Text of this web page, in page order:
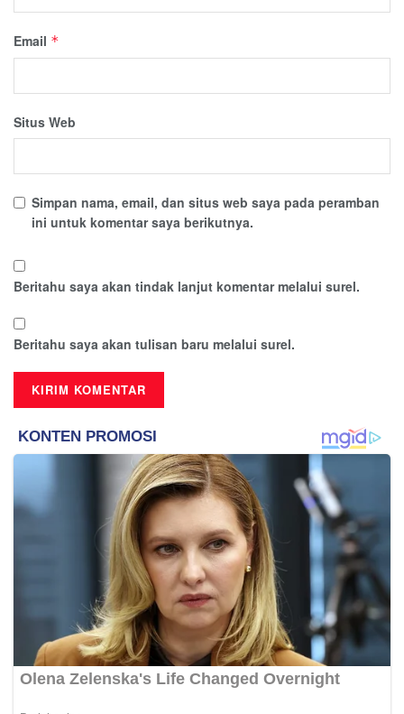
Email *
Situs Web
Simpan nama, email, dan situs web saya pada peramban
ini untuk komentar saya berikutnya.
Beritahu saya akan tindak lanjut komentar melalui surel.
Beritahu saya akan tulisan baru melalui surel.